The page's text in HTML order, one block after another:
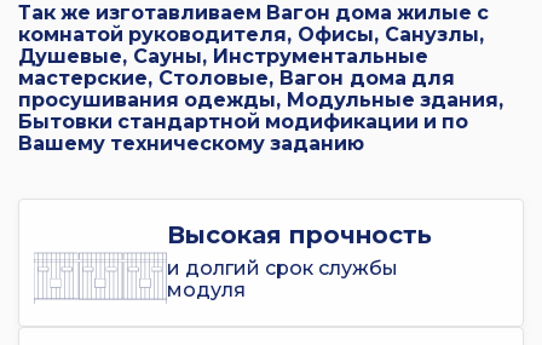
Так же изготавливаем Вагон дома жилые с
комнатой руководителя, Офисы, Санузлы,
Душевые, Сауны, Инструментальные
мастерские, Столовые, Вагон дома для
просушивания одежды, Модульные здания,
Бытовки стандартной модификации и по
Вашему техническому заданию
Высокая прочность
и долгий срок службы
модуля